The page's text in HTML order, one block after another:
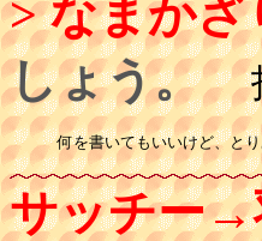
> なまかざ
しょう。 投
何を書いてもいいけど、と
サッチー